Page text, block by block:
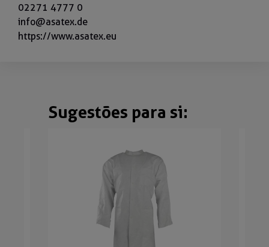
02271 4777 0
info@asatex.de
https://www.asatex.eu
Ignorar a galeria de produtos
Sugestões para si: